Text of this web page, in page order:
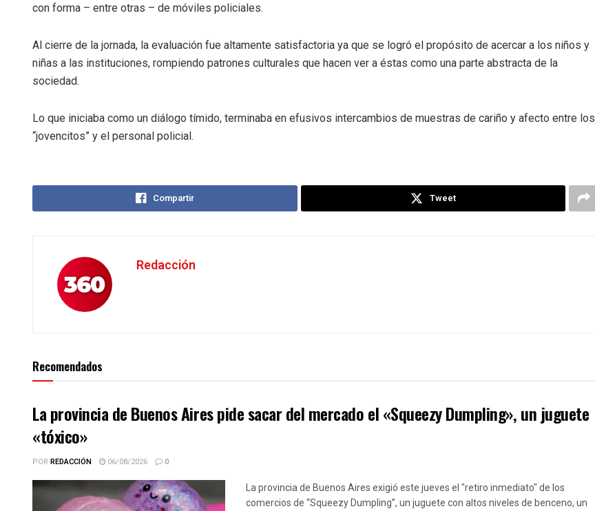
con forma – entre otras – de móviles policiales.
Al cierre de la jornada, la evaluación fue altamente satisfactoria ya que se logró el propósito de acercar a los niños y
niñas a las instituciones, rompiendo patrones culturales que hacen ver a éstas como una parte abstracta de la
sociedad.
Lo que iniciaba como un diálogo tímido, terminaba en efusivos intercambios de muestras de cariño y afecto entre los
“jovencitos” y el personal policial.
Compartir Tweet
Redacción
Recomendados
La provincia de Buenos Aires pide sacar del mercado el «Squeezy Dumpling», un juguete
«tóxico»
POR REDACCIÓN 06/08/2026 0
La provincia de Buenos Aires exigió este jueves el "retiro inmediato" de los
comercios de “Squeezy Dumpling”, un juguete con altos niveles de benceno, un